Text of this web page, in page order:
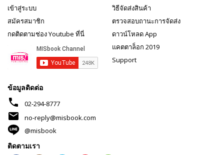
เข้าสู่ระบบ
สมัครสมาชิก
กดติดตามช่อง Youtube ที่นี่
วิธีจัดส่งสินค้า
ตรวจสอบถานะการจัดส่ง
ดาวน์โหลด App
แคตตาล็อก 2019
Support
ข้อมูลติดต่อ
phone 02-294-8777
mail
no-reply@misbook.com
@misbook
ติดตามเรา